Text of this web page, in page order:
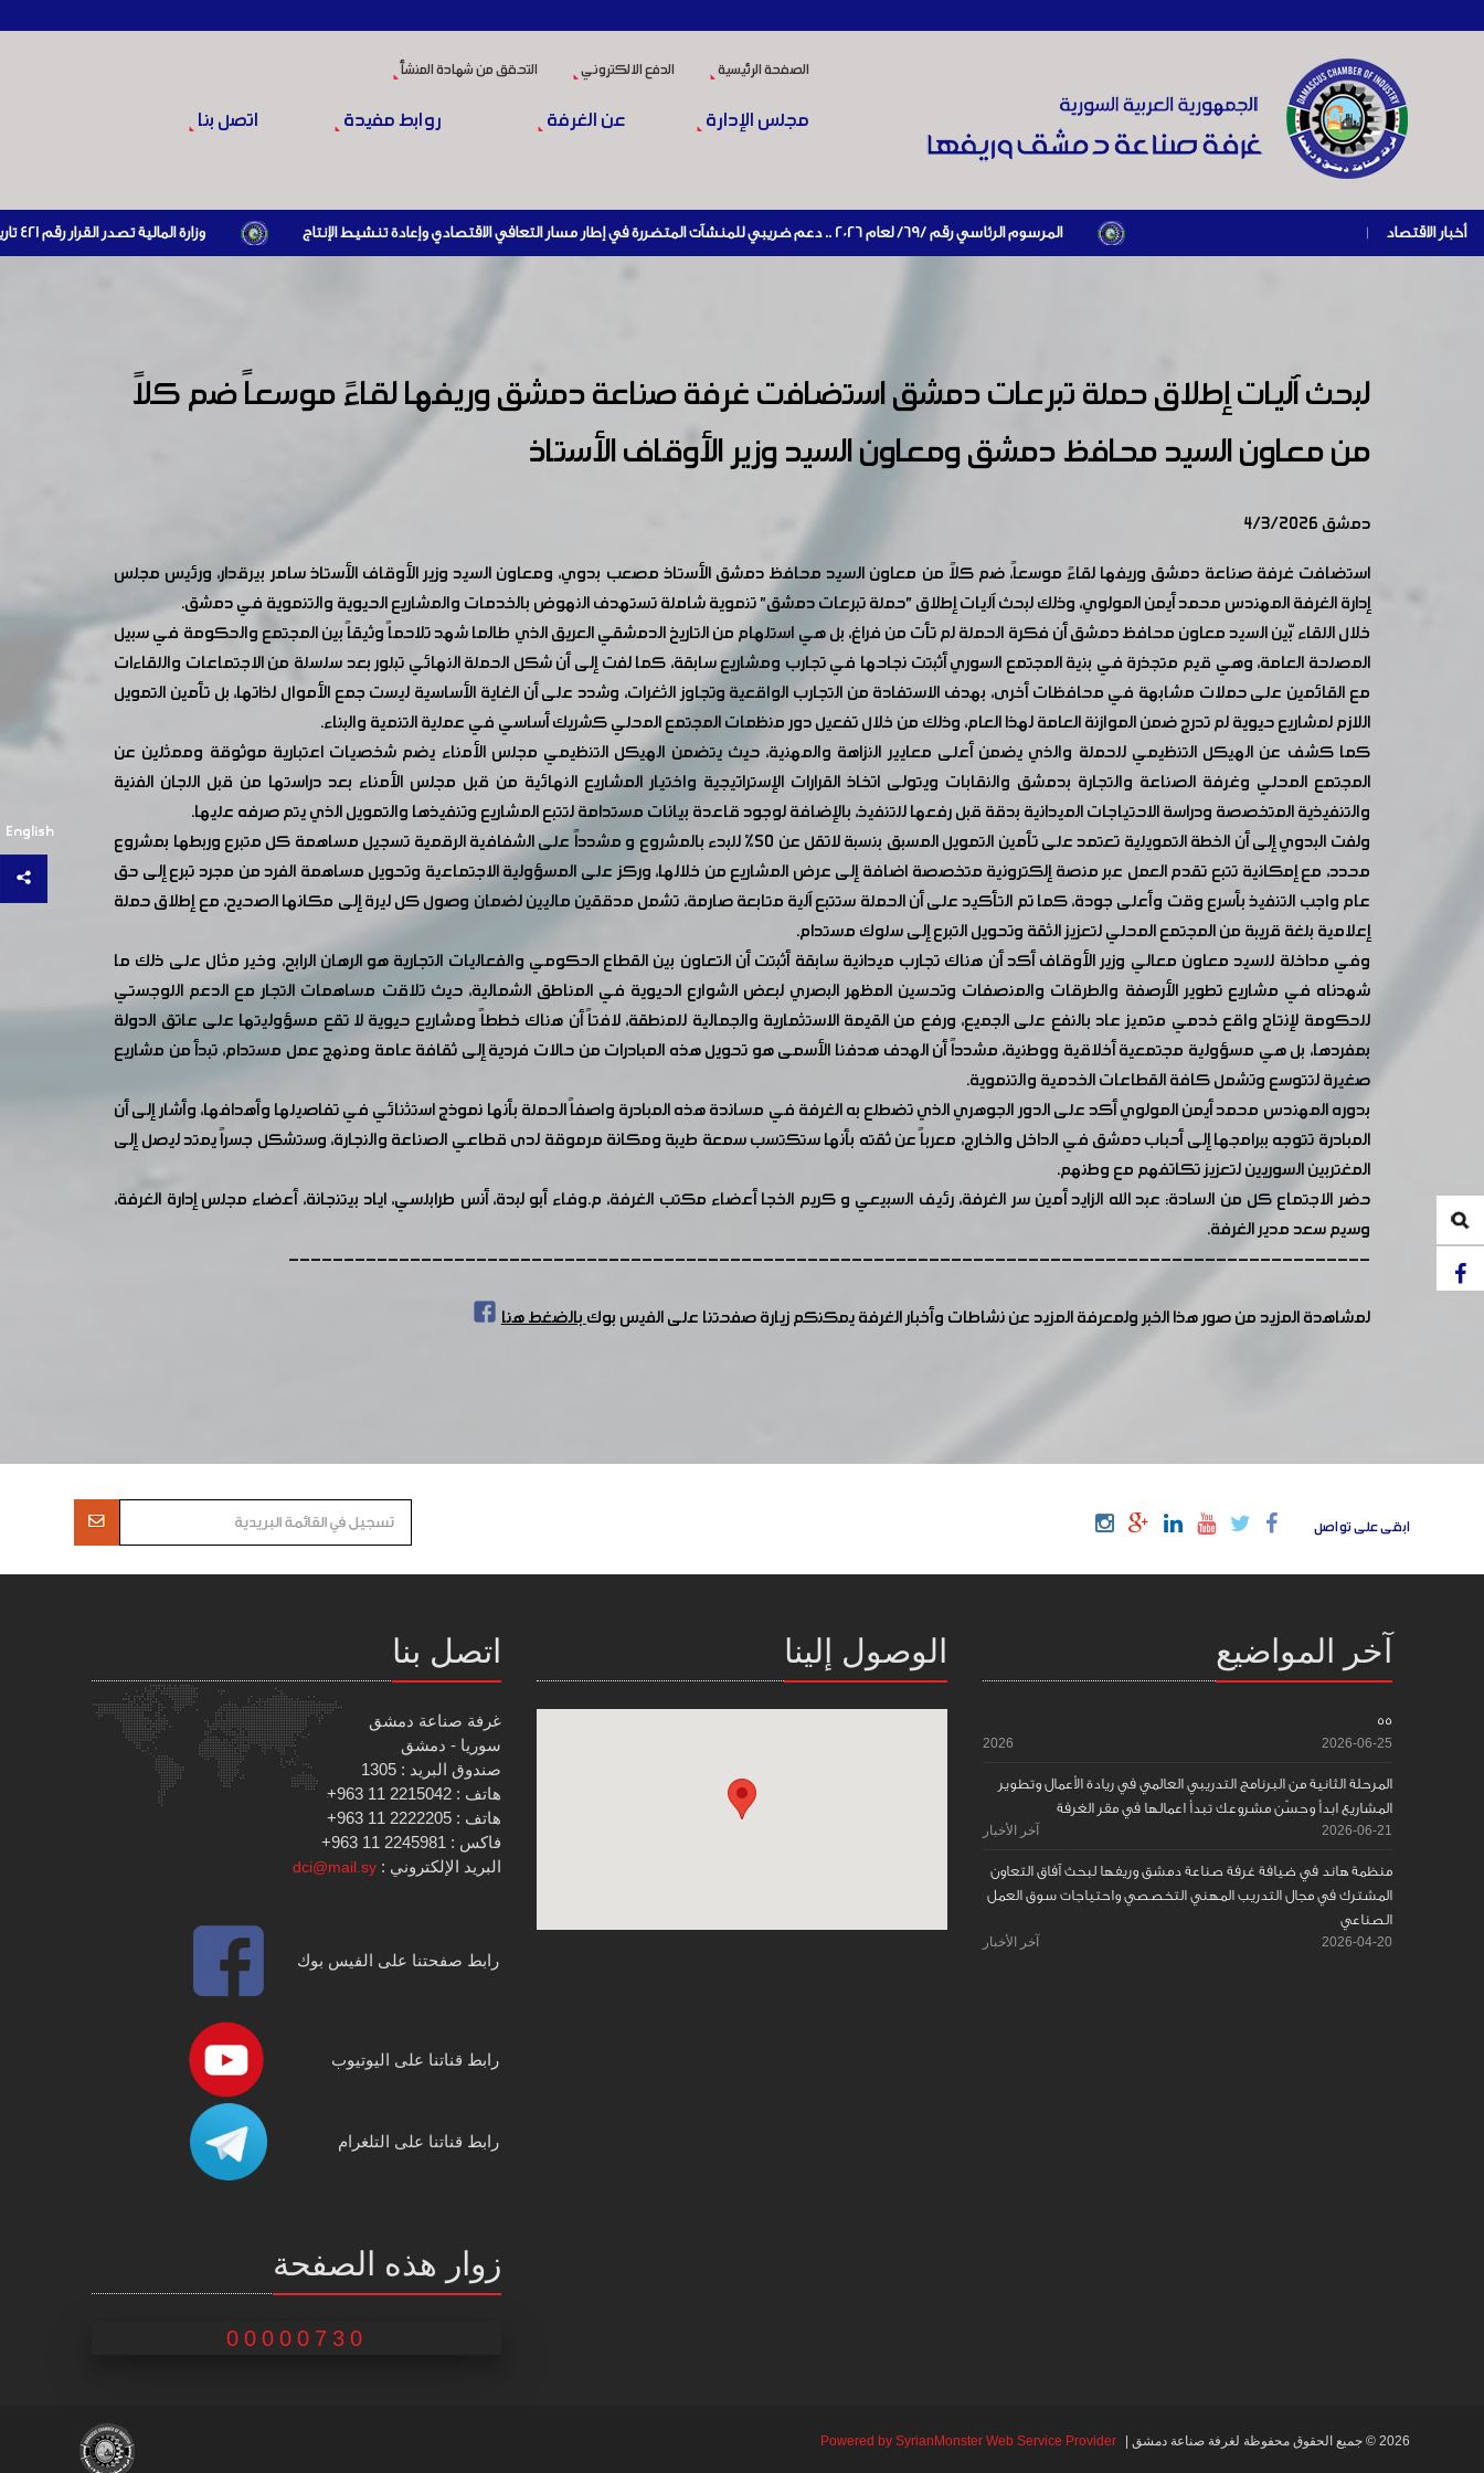
الصفحة الرئيسية الدفع الالكتروني التحقق من شهادة المنشأ
مجلس الإدارة عن الغرفة روابط مفيدة اتصل بنا
أخبار الاقتصاد | المرسوم الرئاسي رقم /69/ لعام 2026 .. دعم ضريبي للمنشآت المتضررة في إطار مسار التعافي الاقتصادي وإعادة تنشيط الإنتاج وزارة المالية تصدر القرار رقم 421 تاريخ 24/3/2026 المتضمن الزام المستوردين بإبراز براءة ذمة مالية سارية صادرة عن الهيئة العامة للضرائب والرسوم أو مديرياتها عند القيام بعمليات الاستيراد
English
لبحث آليات إطلاق حملة تبرعات دمشق استضافت غرفة صناعة دمشق وريفها لقاءً موسعاً ضم كلاً
من معاون السيد محافظ دمشق ومعاون السيد وزير الأوقاف الأستاذ
دمشق 4/3/2026
استضافت غرفة صناعة دمشق وريفها لقاءً موسعاً، ضم كلاً من معاون السيد محافظ دمشق الأستاذ مصعب بدوي، ومعاون السيد وزير الأوقاف الأستاذ سامر بيرقدار، ورئيس مجلس
إدارة الغرفة المهندس محمد أيمن المولوي، وذلك لبحث آليات إطلاق "حملة تبرعات دمشق" تنموية شاملة تستهدف النهوض بالخدمات والمشاريع الحيوية والتنموية في دمشق.
خلال اللقاء بّين السيد معاون محافظ دمشق أن فكرة الحملة لم تأت من فراغ، بل هي استلهام من التاريخ الدمشقي العريق الذي طالما شهد تلاحماً وثيقاً بين المجتمع والحكومة في سبيل
المصلحة العامة، وهي قيم متجذرة في بنية المجتمع السوري أثبتت نجاحها في تجارب ومشاريع سابقة، كما لفت إلى أن شكل الحملة النهائي تبلور بعد سلسلة من الاجتماعات واللقاءات
مع القائمين على حملات مشابهة في محافظات أخرى، بهدف الاستفادة من التجارب الواقعية وتجاوز الثغرات، وشدد على أن الغاية الأساسية ليست جمع الأموال لذاتها، بل تأمين التمويل
اللازم لمشاريع حيوية لم تدرج ضمن الموازنة العامة لهذا العام، وذلك من خلال تفعيل دور منظمات المجتمع المحلي كشريك أساسي في عملية التنمية والبناء.
كما كشف عن الهيكل التنظيمي للحملة والذي يضمن أعلى معايير النزاهة والمهنية، حيث يتضمن الهيكل التنظيمي مجلس الأمناء يضم شخصيات اعتبارية موثوقة وممثلين عن
المجتمع المحلي وغرفة الصناعة والتجارة بدمشق والنقابات ويتولى اتخاذ القرارات الإستراتيجية واختيار المشاريع النهائية من قبل مجلس الأمناء بعد دراستها من قبل اللجان الفنية
والتنفيذية المتخصصة ودراسة الاحتياجات الميدانية بدقة قبل رفعها للتنفيذ، بالإضافة لوجود قاعدة بيانات مستدامة لتتبع المشاريع وتنفيذها والتمويل الذي يتم صرفه عليها.
ولفت البدوي إلى أن الخطة التمويلية تعتمد على تأمين التمويل المسبق بنسبة لاتقل عن 50% للبدء بالمشروع و مشدداً على الشفافية الرقمية تسجيل مساهمة كل متبرع وربطها بمشروع
محدد، مع إمكانية تتبع تقدم العمل عبر منصة إلكترونية متخصصة اضافة إلى عرض المشاريع من خلالها، وركز على المسؤولية الاجتماعية وتحويل مساهمة الفرد من مجرد تبرع إلى حق
عام واجب التنفيذ بأسرع وقت وأعلى جودة، كما تم التأكيد على أن الحملة ستتبع آلية متابعة صارمة، تشمل مدققين ماليين لضمان وصول كل ليرة إلى مكانها الصحيح، مع إطلاق حملة
إعلامية بلغة قريبة من المجتمع المحلي لتعزيز الثقة وتحويل التبرع إلى سلوك مستدام.
وفي مداخلة للسيد معاون معالي وزير الأوقاف أكد أن هناك تجارب ميدانية سابقة أثبتت أن التعاون بين القطاع الحكومي والفعاليات التجارية هو الرهان الرابح، وخير مثال على ذلك ما
شهدناه في مشاريع تطوير الأرصفة والطرقات والمنصفات وتحسين المظهر البصري لبعض الشوارع الحيوية في المناطق الشمالية، حيث تلاقت مساهمات التجار مع الدعم اللوجستي
للحكومة لإنتاج واقع خدمي متميز عاد بالنفع على الجميع، ورفع من القيمة الاستثمارية والجمالية للمنطقة، لافتاً أن هناك خططاً ومشاريع حيوية لا تقع مسؤوليتها على عاتق الدولة
بمفردها، بل هي مسؤولية مجتمعية أخلاقية ووطنية، مشدداً أن الهدف هدفنا الأسمى هو تحويل هذه المبادرات من حالات فردية إلى ثقافة عامة ومنهج عمل مستدام، تبدأ من مشاريع
صغيرة لتتوسع وتشمل كافة القطاعات الخدمية والتنموية.
بدوره المهندس محمد أيمن المولوي أكد على الدور الجوهري الذي تضطلع به الغرفة في مساندة هذه المبادرة واصفاً الحملة بأنها نموذج استثنائي في تفاصيلها وأهدافها، وأشار إلى أن
المبادرة تتوجه ببرامجها إلى أحباب دمشق في الداخل والخارج، معرباً عن ثقته بأنها ستكتسب سمعة طيبة ومكانة مرموقة لدى قطاعي الصناعة والنجارة، وستشكل جسراً يمتد ليصل إلى
المغتربين السوريين لتعزيز تكاتفهم مع وطنهم.
حضر الاجتماع كل من السادة: عبد الله الزايد أمين سر الغرفة، رئيف السبيعي و كريم الخجا أعضاء مكتب الغرفة، م.وفاء أبو لبدة، أنس طرابلسي، اياد بيتنجانة، أعضاء مجلس إدارة الغرفة،
وسيم سعد مدير الغرفة.
--------------------------------------------------------------------------------------------------
لمشاهدة المزيد من صور هذا الخبر ولمعرفة المزيد عن نشاطات وأخبار الغرفة يمكنكم زيارة صفحتنا على الفيس بوكبالضغط هنا
ابقى على تواصل
آخر المواضيع
55
2026-06-25
2026
المرحلة الثانية من البرنامج التدريبي العالمي في ريادة الأعمال وتطوير
المشاريع ابدأ وحسّن مشروعك تبدأ اعمالها في مقر الغرفة
2026-06-21 آخر الأخبار
منظمة هاند في ضيافة غرفة صناعة دمشق وريفها لبحث آفاق التعاون
المشترك في مجال التدريب المهني التخصصي واحتياجات سوق العمل
الصناعي
2026-04-20 آخر الأخبار
الوصول إلينا اتصل بنا
غرفة صناعة دمشق
سوريا - دمشق
صندوق البريد : 1305
هاتف : 2215042 11 963+
هاتف : 2222205 11 963+
فاكس : 2245981 11 963+
البريد الإلكتروني : dci@mail.sy
رابط صفحتنا على الفيس بوك
رابط قناتنا على اليوتيوب
رابط قناتنا على التلغرام
زوار هذه الصفحة
00000730
2026 © جميع الحقوق محفوظة لغرفة صناعة دمشق | Powered by SyrianMonster Web Service Provider